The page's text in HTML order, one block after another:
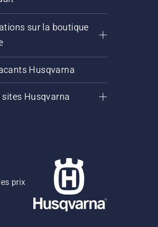
sur la boutique
Husqvarna
Husqvarna
prix